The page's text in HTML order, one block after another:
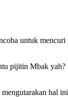
untuk
pijitin Mbak yah?
mengutarakan hal